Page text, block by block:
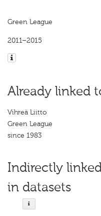
Green League
2011–2015
Already linked
Vihreä Liitto
Green League
since 1983
Indirectly
in datasets